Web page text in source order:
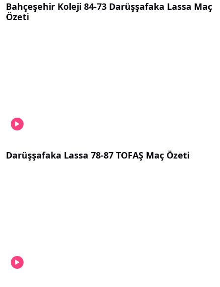
Bahçeşehir Koleji 84-73 Darüşşafaka Lassa Maç
Özeti
Darüşşafaka Lassa 78-87 TOFAŞ Maç Özeti